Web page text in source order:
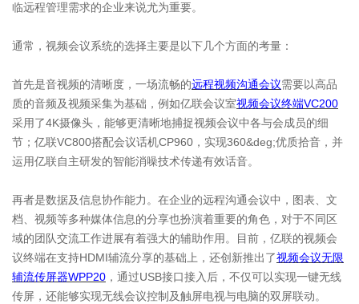
临远程管理需求的企业来说尤为重要。
通常，视频会议系统的选择主要是以下几个方面的考量：
首先是音视频的清晰度，一场流畅的远程视频沟通会议需要以高品
质的音频及视频采集为基础，例如亿联会议室视频会议终端VC200
采用了4K摄像头，能够更清晰地捕捉视频会议中各与会成员的细
节；亿联VC800搭配会议话机CP960，实现360&deg;优质拾音，并
运用亿联自主研发的智能消噪技术传递有效话音。
再者是数据及信息协作能力。在企业的远程沟通会议中，图表、文
档、视频等多种媒体信息的分享也扮演着重要的角色，对于不同区
域的团队交流工作进展有着强大的辅助作用。目前，亿联的视频会
议终端在支持HDMI辅流分享的基础上，还创新推出了视频会议无限
辅流传屏器WPP20 ，通过USB接口接入后，不仅可以实现一键无线
传屏，还能够实现无线会议控制及触屏电视与电脑的双屏联动。